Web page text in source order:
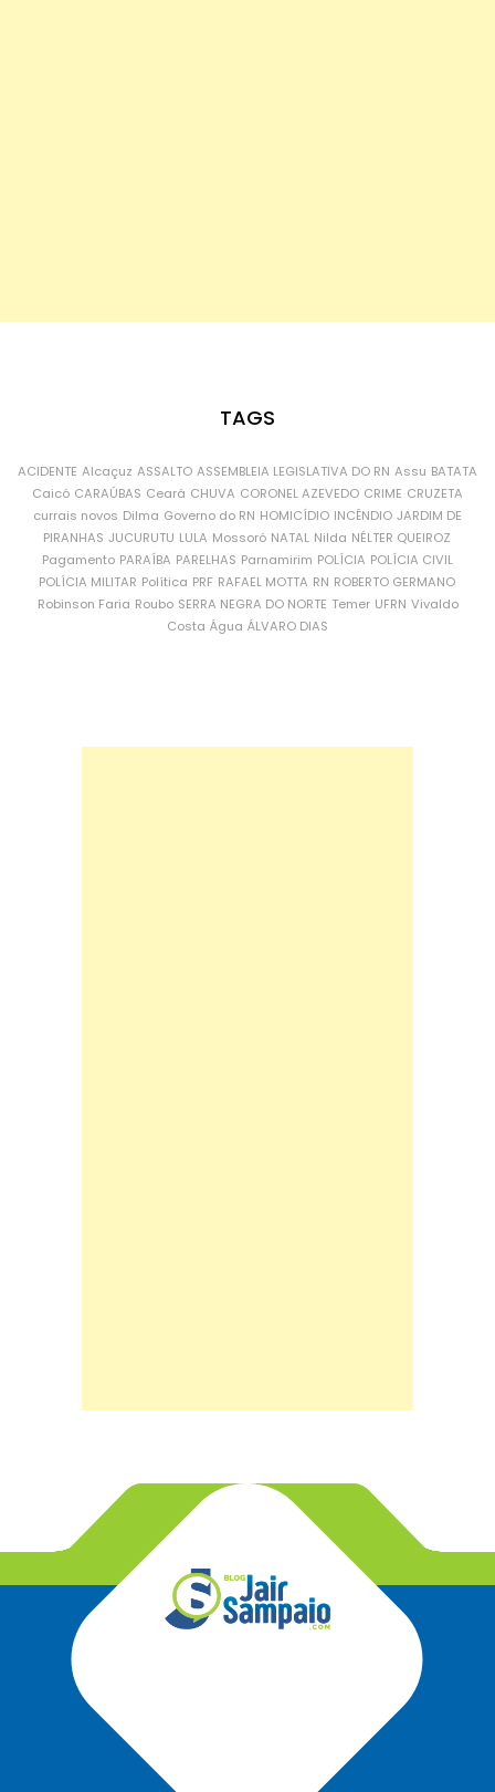
TAGS
ACIDENTE Alcaçuz ASSALTO ASSEMBLEIA LEGISLATIVA DO RN Assu BATATA
Caicó CARAÚBAS Ceará CHUVA CORONEL AZEVEDO CRIME CRUZETA
currais novos Dilma Governo do RN HOMICÍDIO INCÊNDIO JARDIM DE
PIRANHAS JUCURUTU LULA Mossoró NATAL Nilda NÉLTER QUEIROZ
Pagamento PARAÍBA PARELHAS Parnamirim POLÍCIA POLÍCIA CIVIL
POLÍCIA MILITAR Política PRF RAFAEL MOTTA RN ROBERTO GERMANO
Robinson Faria Roubo SERRA NEGRA DO NORTE Temer UFRN Vivaldo
Costa Água ÁLVARO DIAS